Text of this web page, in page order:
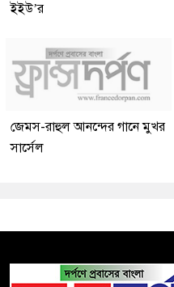
ইইউ’র
জেমস-রাহুল আনন্দের গানে মুখর
সার্সেল